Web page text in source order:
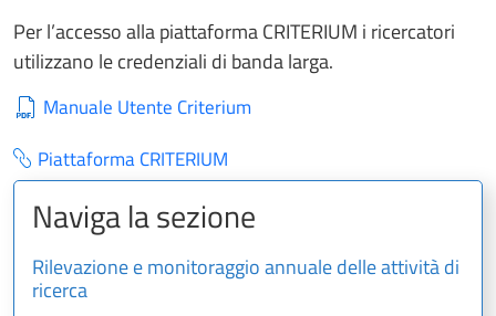
Per l’accesso alla piattaforma CRITERIUM i ricercatori
utilizzano le credenziali di banda larga.
Manuale Utente Criterium
Piattaforma CRITERIUM
Naviga la sezione
Rilevazione e monitoraggio annuale delle attività di
ricerca